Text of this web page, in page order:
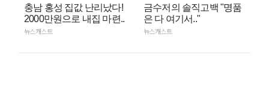
충남 홍성 집값 난리났다!
2000만원으로 내집 마련..
뉴스캐스트
금수저의 솔직고백 "명품
은 다 여기서.."
뉴스캐스트